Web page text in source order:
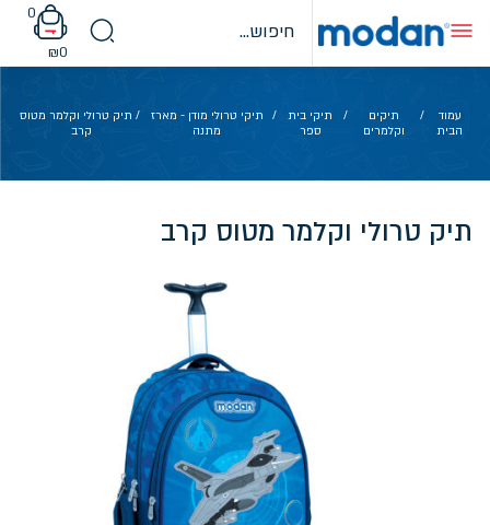
content
0
₪0
עמוד
הבית
/
תיקים
וקלמרים
/
תיקי בית
ספר
/
תיקי טרולי מודן - מארז
מתנה
/ תיק טרולי וקלמר מטוס
קרב
תיק טרולי וקלמר מטוס קרב